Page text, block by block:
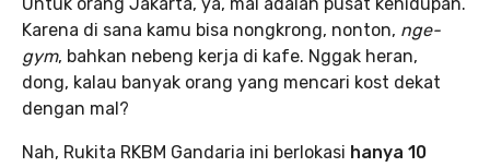
Karena di sana kamu bisa nongkrong, nonton, nge-
gym, bahkan nebeng kerja di kafe. Nggak heran,
dong, kalau banyak orang yang mencari kost dekat
dengan mal?
Nah, Rukita RKBM Gandaria ini berlokasi hanya 10